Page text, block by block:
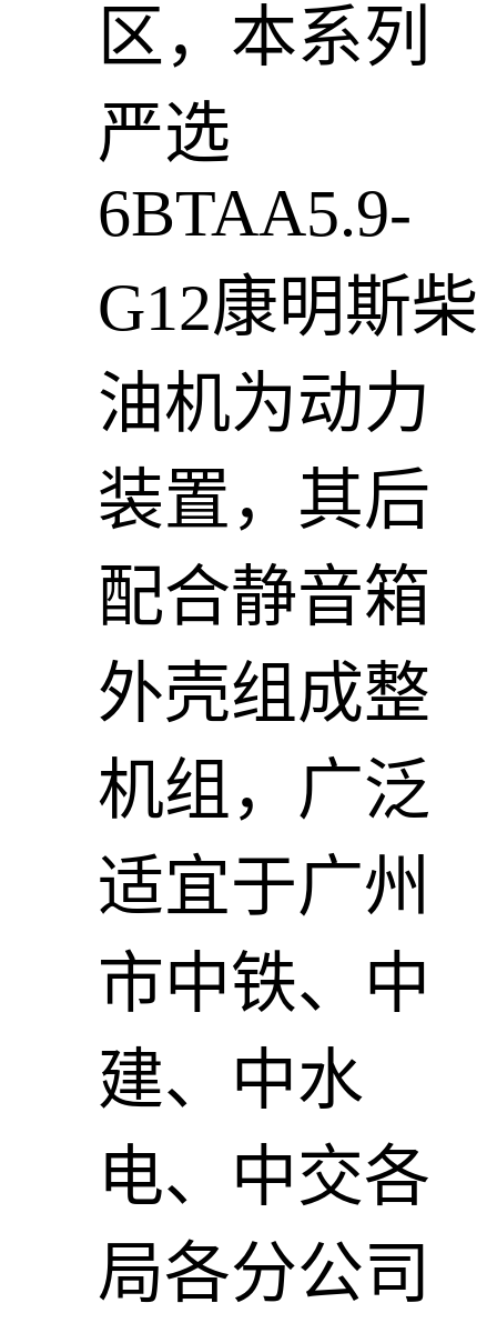
区，本系列
严选
6BTAA5.9-
G12康明斯柴
油机为动力
装置，其后
配合静音箱
外壳组成整
机组，广泛
适宜于广州
市中铁、中
建、中水
电、中交各
局各分公司